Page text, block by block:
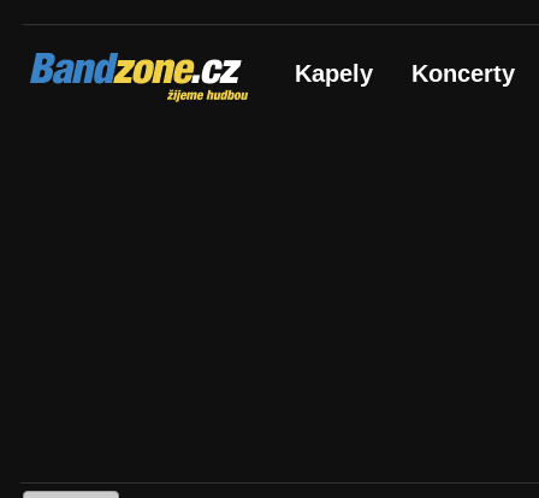
Bandzone.cz
žijeme hudbou Kapely Koncerty